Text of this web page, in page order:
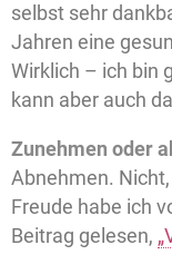
selbst sehr
Jahren eine
Wirklich – ich bin
kann aber auch
Zunehmen oder
Abnehmen.
Freude habe ich
Beitrag gelesen,